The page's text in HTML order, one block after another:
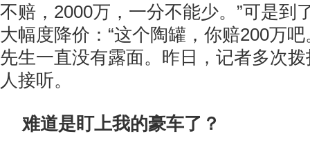
不赔，2000万，一分不能少。”可是到
大幅度降价：“这个陶罐，你赔200万
先生一直没有露面。昨日，记者多次
人接听。
难道是盯上我的豪车了？